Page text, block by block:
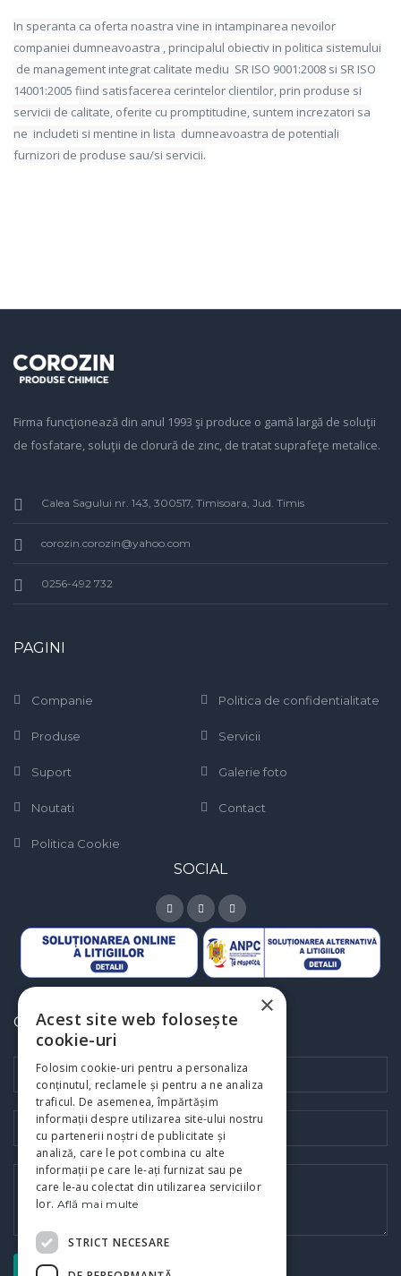
In speranta ca oferta noastra vine in intampinarea nevoilor
companiei dumneavoastra , principalul obiectiv in politica sistemului
de management integrat calitate mediu SR ISO 9001:2008 si SR ISO
14001:2005 fiind satisfacerea cerintelor clientilor, prin produse si
servicii de calitate, oferite cu promptitudine, suntem increzatori sa
ne includeti si mentine in lista dumneavoastra de potentiali
furnizori de produse sau/si servicii.
Firma funcţionează din anul 1993 şi produce o gamă largă de soluţii
de fosfatare, soluţii de clorură de zinc, de tratat suprafeţe metalice.
Calea Sagului nr. 143, 300517, Timisoara, Jud. Timis
corozin.corozin@yahoo.com
0256-492 732
PAGINI
Companie Politica de confidentialitate
Produse Servicii
Suport Galerie foto
Noutati Contact
Politica Cookie
SOCIAL
CONTACT RAPID
×
Acest site web folosește
cookie-uri
Folosim cookie-uri pentru a personaliza
conținutul, reclamele și pentru a ne analiza
traficul. De asemenea, împărtășim
informații despre utilizarea site-ului nostru
cu partenerii noștri de publicitate și
analiză, care le pot combina cu alte
informații pe care le-ați furnizat sau pe
care le-au colectat din utilizarea serviciilor
lor. Află mai multe
STRICT NECESARE